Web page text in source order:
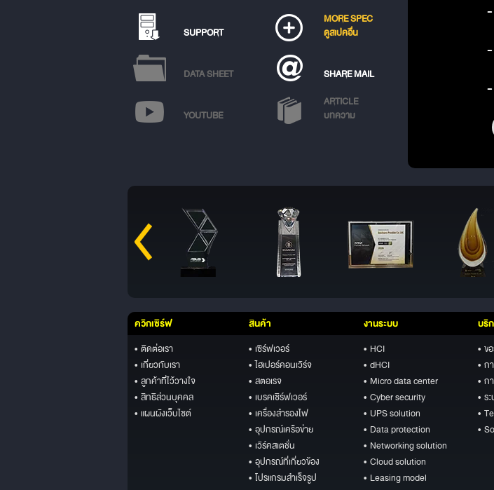
SUPPORT
MORE SPEC
ดูสเปคอื่น
DATA SHEET SHARE MAIL
YOUTUBE
ARTICLE
บทความ
-
-
-
ควิกเซิร์ฟ
• ติดต่อเรา
• เกี่ยวกับเรา
• ลูกค้าที่ไว้วางใจ
• สิทธิส่วนบุคคล
• แผนผังเว็บไซต์
สินค้า
• เซิร์ฟเวอร์
• ไฮเปอร์คอนเวิร์จ
• สตอเรจ
• เบรคเซิร์ฟเวอร์
• เครื่องสำรองไฟ
• อุปกรณ์เครือข่าย
• เวิร์คสเตชั่น
• อุปกรณ์ที่เกี่ยวข้อง
• โปรแกรมสำเร็จรูป
งานระบบ
• HCI
• dHCI
• Micro data center
• Cyber security
• UPS solution
• Data protection
• Networking solution
• Cloud solution
• Leasing model
บริ
• ข
• ก
• ก
• ร
•
•